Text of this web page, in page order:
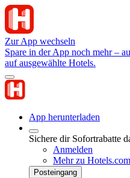
Zur App wechseln
Spare in der App noch mehr –
auf ausgewählte Hotels.
App herunterladen
Sichere dir Sofortrabatte
Anmelden
Mehr zu
Posteingang